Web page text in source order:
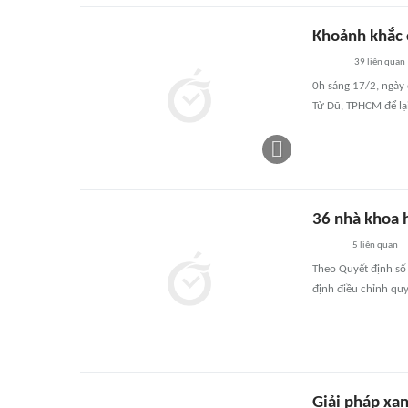
Khoảnh
39 liên quan
0h sáng 17/2,
Từ Dũ, TPHCM để
36 nhà khoa
5 liên quan
Theo Quyết định
định điều chỉnh
Giải pháp